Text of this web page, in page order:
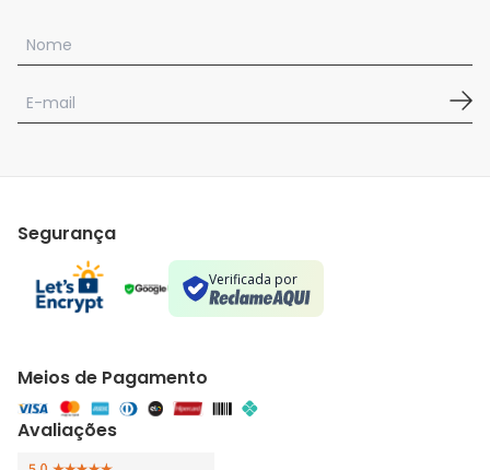
Segurança
Verificada por
Meios de Pagamento
Avaliações